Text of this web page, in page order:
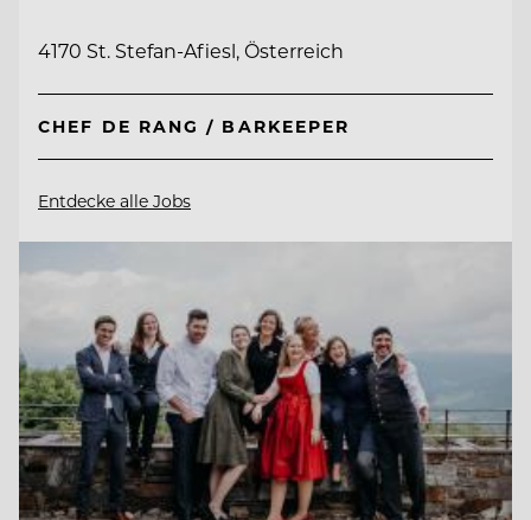
4170 St. Stefan-Afiesl, Österreich
CHEF DE RANG / BARKEEPER
Entdecke alle Jobs